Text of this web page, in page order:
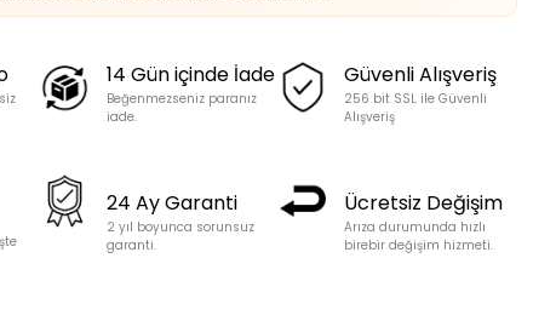
14 Gün içinde İade
Beğenmezseniz paranız
iade.
Güvenli Alışveriş
256 bit SSL ile Güvenli
Alışveriş
24 Ay Garanti
2 yıl boyunca sorunsuz
garanti.
Ücretsiz Değişim
Arıza durumunda hızlı
birebir değişim hizmeti.